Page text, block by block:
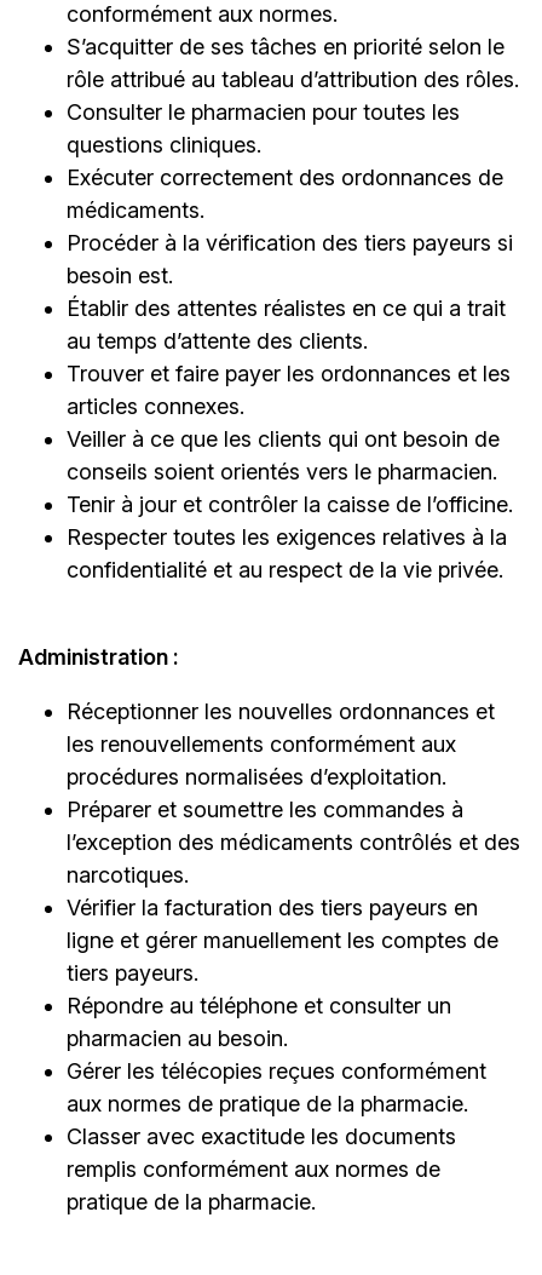
conformément aux normes.
S’acquitter de ses tâches en priorité selon le
rôle attribué au tableau d’attribution des rôles.
Consulter le pharmacien pour toutes les
questions cliniques.
Exécuter correctement des ordonnances de
médicaments.
Procéder à la vérification des tiers payeurs si
besoin est.
Établir des attentes réalistes en ce qui a trait
au temps d’attente des clients.
Trouver et faire payer les ordonnances et les
articles connexes.
Veiller à ce que les clients qui ont besoin de
conseils soient orientés vers le pharmacien.
Tenir à jour et contrôler la caisse de l’officine.
Respecter toutes les exigences relatives à la
confidentialité et au respect de la vie privée.
Administration :
Réceptionner les nouvelles ordonnances et
les renouvellements conformément aux
procédures normalisées d’exploitation.
Préparer et soumettre les commandes à
l’exception des médicaments contrôlés et des
narcotiques.
Vérifier la facturation des tiers payeurs en
ligne et gérer manuellement les comptes de
tiers payeurs.
Répondre au téléphone et consulter un
pharmacien au besoin.
Gérer les télécopies reçues conformément
aux normes de pratique de la pharmacie.
Classer avec exactitude les documents
remplis conformément aux normes de
pratique de la pharmacie.